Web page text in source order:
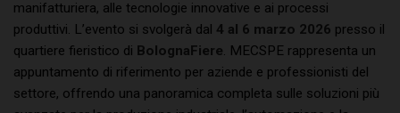
manifatturiera, alle tecnologie innovative e ai processi
produttivi. L’evento si svolgerà dal 4 al 6 marzo 2026 presso il
quartiere fieristico di BolognaFiere . MECSPE rappresenta un
appuntamento di riferimento per aziende e professionisti del
settore, offrendo una panoramica completa sulle soluzioni più